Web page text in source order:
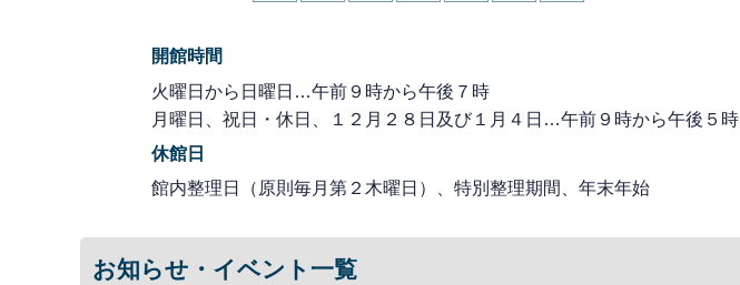
開館時間
火曜日から日曜日…午前９時から午後７時
月曜日、祝日・休日、１２月２８日及び１月４日…午前９時から午後５時
休館日
館内整理日（原則毎月第２木曜日）、特別整理期間、年末年始
お知らせ・イベント一覧